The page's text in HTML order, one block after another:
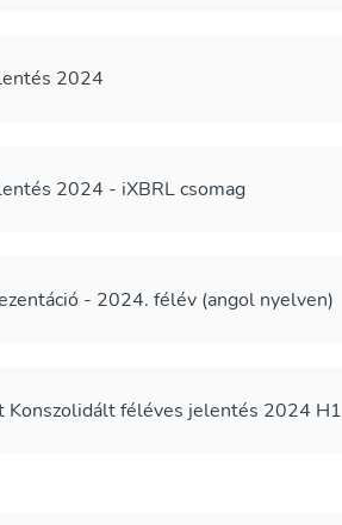
2024
2024 - iXBRL csomag
- 2024. félév (angol nyelven)
Konszolidált féléves jelentés 2024 H1